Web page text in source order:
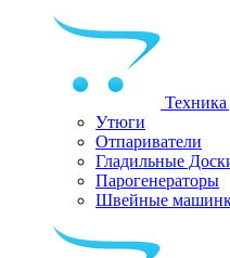
Техника
Утюги
Отпариватели
Гладильные
Парогенераторы
Швейные